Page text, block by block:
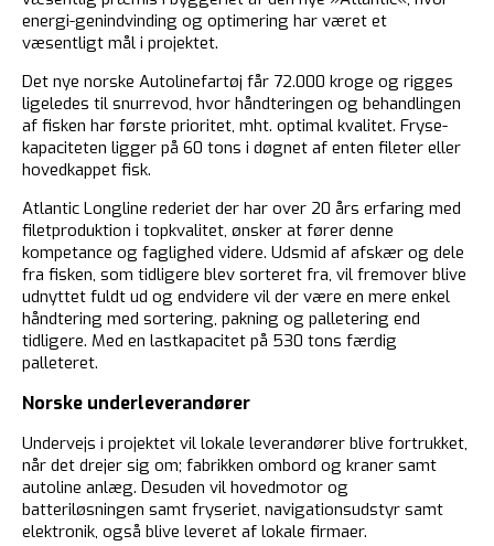
energi-genindvinding og optimering har været et
væsentligt mål i projektet.
Det nye norske Autolinefartøj får 72.000 kroge og rigges
ligeledes til snurrevod, hvor håndteringen og behandlingen
af fisken har første prioritet, mht. optimal kvalitet. Fryse-
kapaciteten ligger på 60 tons i døgnet af enten fileter eller
hovedkappet fisk.
Atlantic Longline rederiet der har over 20 års erfaring med
filetproduktion i topkvalitet, ønsker at fører denne
kompetance og faglighed videre. Udsmid af afskær og dele
fra fisken, som tidligere blev sorteret fra, vil fremover blive
udnyttet fuldt ud og endvidere vil der være en mere enkel
håndtering med sortering, pakning og palletering end
tidligere. Med en lastkapacitet på 530 tons færdig
palleteret.
Norske underleverandører
Undervejs i projektet vil lokale leverandører blive fortrukket,
når det drejer sig om; fabrikken ombord og kraner samt
autoline anlæg. Desuden vil hovedmotor og
batteriløsningen samt fryseriet, navigationsudstyr samt
elektronik, også blive leveret af lokale firmaer.